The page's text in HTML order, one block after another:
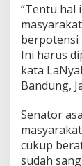
“Tentu hal
berpotensi
Ini harus
kata
Bandung,
Senator
cukup
sudah